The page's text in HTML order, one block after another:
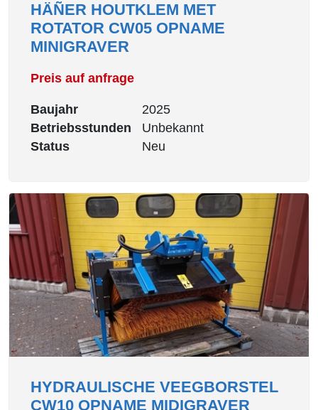
HÄÑER HOUTKLEM MET
ROTATOR CW05 OPNAME
MINIGRAVER
Preis auf anfrage
Baujahr
2025
Betriebsstunden
Unbekannt
Status
Neu
HYDRAULISCHE VEEGBORSTEL
CW10 OPNAME MIDIGRAVER